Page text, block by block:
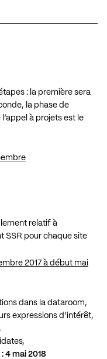
: la première sera
la phase de
à projets est le
relatif à
SSR pour chaque site
2017 à début mai
dans la dataroom,
expressions d’intérêt,
4 mai 2018